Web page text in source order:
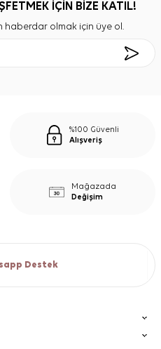
İÇİN BİZE KATIL!
haberdar olmak için üye ol.
%100 Güvenli
Alışveriş
Mağazada
Değişim
Destek